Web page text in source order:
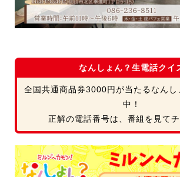
なんしょん？生電話クイ
全国共通商品券3000円が当たるなんし
中！
正解の電話番号は、番組を見てチ